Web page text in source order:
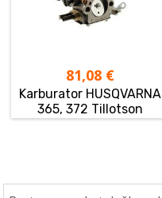
81,08 €
Karburator HUSQVARNA
365, 372 Tillotson